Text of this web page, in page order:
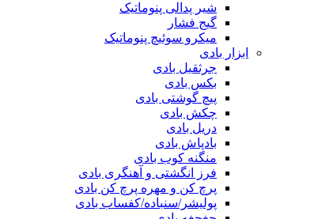
شیر پدالی پنوماتیک
گیج فشار
میکرو سوئیچ پنوماتیک
ابزار بادی
جرثقیل بادی
بکس بادی
پیچ گوشتی بادی
چکش بادی
دریل بادی
بادپاش بادی
منگنه کوب بادی
فرز انگشتی و آهنگری بادی
پرچ کن و مهره پرچ کن بادی
پولیشر/سنباده/کفساب بادی